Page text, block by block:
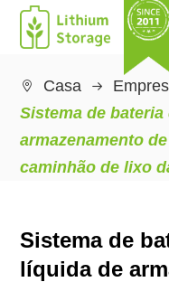
 Casa
Sistema de
armazenamento
caminhão de lixo
Sistema de
líquida de